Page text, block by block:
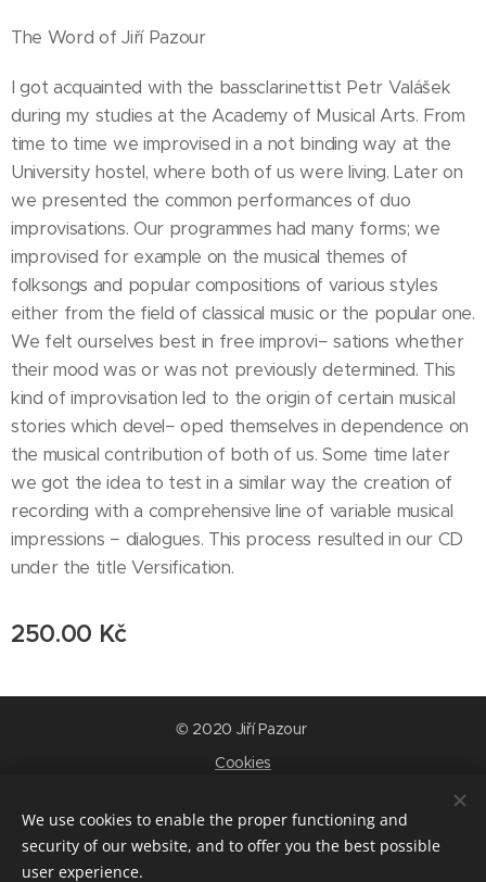
The Word of Jiří Pazour
I got acquainted with the bassclarinettist Petr Valášek
during my studies at the Academy of Musical Arts. From
time to time we improvised in a not binding way at the
University hostel, where both of us were living. Later on
we presented the common performances of duo
improvisations. Our programmes had many forms; we
improvised for example on the musical themes of
folksongs and popular compositions of various styles
either from the field of classical music or the popular one.
We felt ourselves best in free improvi− sations whether
their mood was or was not previously determined. This
kind of improvisation led to the origin of certain musical
stories which devel− oped themselves in dependence on
the musical contribution of both of us. Some time later
we got the idea to test in a similar way the creation of
recording with a comprehensive line of variable musical
impressions − dialogues. This process resulted in our CD
under the title Versification.
250.00 Kč
© 2020 Jiří Pazour
Cookies
Čeština
English
We use cookies to enable the proper functioning and
security of our website, and to offer you the best possible
user experience.